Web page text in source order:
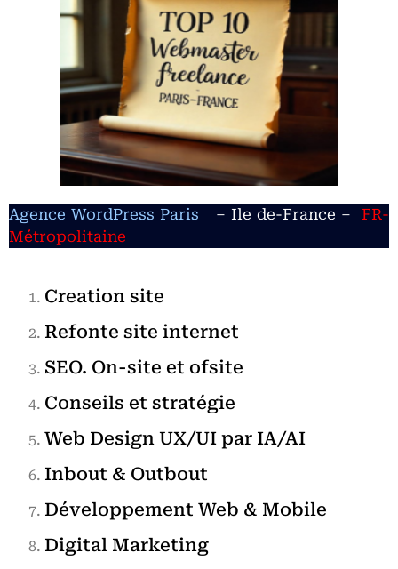
Agence WordPress Paris – Ile de-France –
FR-
Métropolitaine
Creation site
Refonte site internet
SEO. On-site et ofsite
Conseils et stratégie
Web Design UX/UI par IA/AI
Inbout & Outbout
Développement Web & Mobile
Digital Marketing